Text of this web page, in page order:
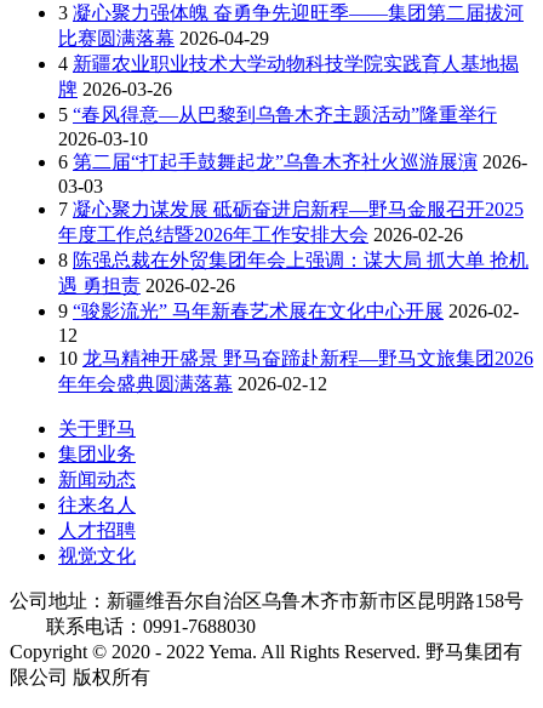
3 凝心聚力强体魄 奋勇争先迎旺季——集团第二届拔河
比赛圆满落幕 2026-04-29
4 新疆农业职业技术大学动物科技学院实践育人基地揭
牌 2026-03-26
5 “春风得意—从巴黎到乌鲁木齐主题活动”隆重举行
2026-03-10
6 第二届“打起手鼓舞起龙”乌鲁木齐社火巡游展演 2026-
03-03
7 凝心聚力谋发展 砥砺奋进启新程—野马金服召开2025
年度工作总结暨2026年工作安排大会 2026-02-26
8 陈强总裁在外贸集团年会上强调：谋大局 抓大单 抢机
遇 勇担责 2026-02-26
9 “骏影流光” 马年新春艺术展在文化中心开展 2026-02-
12
10 龙马精神开盛景 野马奋蹄赴新程—野马文旅集团2026
年年会盛典圆满落幕 2026-02-12
关于野马
集团业务
新闻动态
往来名人
人才招聘
视觉文化
公司地址：新疆维吾尔自治区乌鲁木齐市新市区昆明路158号
联系电话：0991-7688030
Copyright © 2020 - 2022 Yema. All Rights Reserved. 野马集团有
限公司 版权所有